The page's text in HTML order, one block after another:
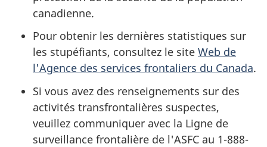
canadienne.
Pour obtenir les dernières statistiques sur
les stupéfiants, consultez le site Web de
l'Agence des services frontaliers du Canada.
Si vous avez des renseignements sur des
activités transfrontalières suspectes,
veuillez communiquer avec la Ligne de
surveillance frontalière de l'ASFC au 1-888-